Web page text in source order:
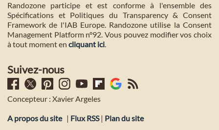
Randozone participe et est conforme à l'ensemble des
Spécifications et Politiques du Transparency & Consent
Framework de l'IAB Europe. Randozone utilise la Consent
Management Platform n°92. Vous pouvez modifier vos choix
à tout moment en cliquant ici.
Suivez-nous
Concepteur : Xavier Argeles
A propos du site | Flux RSS| Plan du site